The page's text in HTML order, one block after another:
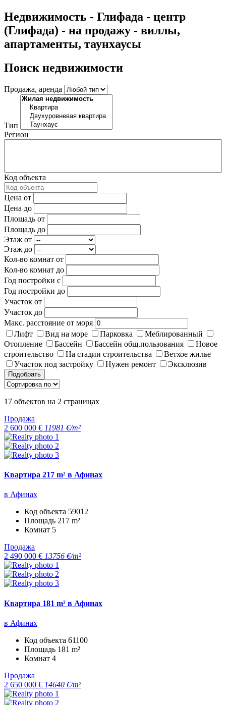
Недвижимость - Глифада - центр
(Глифада) - на продажу - виллы,
апартаменты, таунхаусы
Поиск недвижимости
Продажа, аренда
Тип
Регион
Код объекта
Цена от
Цена до
Площадь от
Площадь до
Этаж от
Этаж до
Кол-во комнат от
Кол-во комнат до
Год постройки с
Год постройки до
Участок от
Участок до
Макс. расстояние от моря
Лифт
Вид на море Парковка
Меблированный
Отопление
Бассейн Бассейн общ.пользования
Новое
строительство
На стадии строительства
Ветхое жилье
Участок под застройку
Нужен ремонт Эксклюзив
Подобрать
17 объектов на 2 страницах
Продажа
2 600 000 € 11981 €/m²
Квартира 217 m² в Афинах
в Афинах
Код объекта 59012
Площадь 217 m²
Комнат 5
Продажа
2 490 000 € 13756 €/m²
Квартира 181 m² в Афинах
в Афинах
Код объекта 61100
Площадь 181 m²
Комнат 4
Продажа
2 650 000 € 14640 €/m²